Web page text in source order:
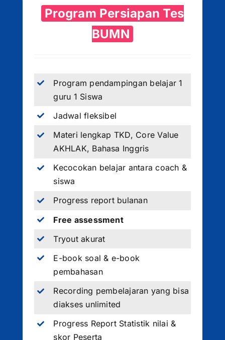
Program Persiapan Tes
BUMN
Program pendampingan belajar 1
guru 1 Siswa
Jadwal fleksibel
Materi lengkap TKD, Core Value
AKHLAK, Bahasa Inggris
Kecocokan belajar antara coach &
siswa
Progress report bulanan
Free assessment
Tryout akurat
E-book soal & e-book
pembahasan
Recording pembelajaran yang bisa
diakses unlimited
Progress Report Statistik nilai &
skor Peserta